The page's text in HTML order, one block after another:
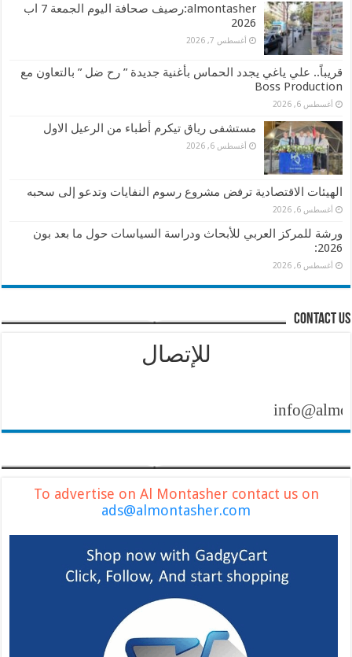
almontasher:رصيف صحافة اليوم الجمعة 7 اب
2026
أغسطس 7, 2026
قريباً.. علي ياغي يجدد الحماس بأغنية جديدة ” رح ضل ” بالتعاون مع
Boss Production
أغسطس 6, 2026
مستشفى رياق تيكرم أطباء من الرعيل الاول
أغسطس 6, 2026
الهيئات الاقتصادية ترفض مشروع رسوم النفايات وتدعو إلى سحبه
أغسطس 6, 2026
ورشة للمركز العربي للأبحاث ودراسة السياسات حول ما بعد بون
2026:
أغسطس 6, 2026
contact us
للإتصال
To advertise on Al Montasher contact us on
ads@almontasher.com